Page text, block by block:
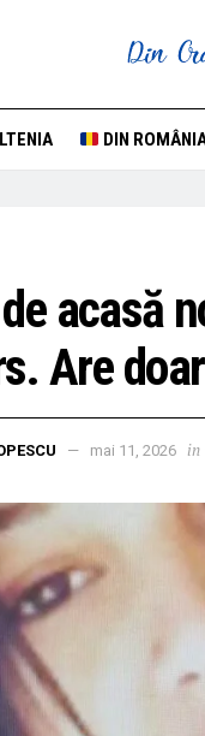
DIN
acasă
Are
mai 11, 2026 in